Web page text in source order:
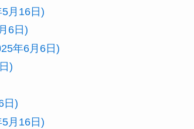
月16日)
6日)
年6月6日)
)
日)
月16日)